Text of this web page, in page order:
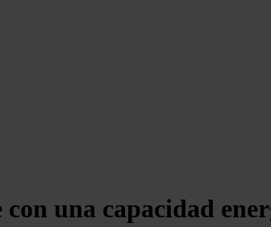
una capacidad